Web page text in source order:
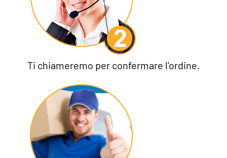
Ti chiameremo per confermare l'ordine.